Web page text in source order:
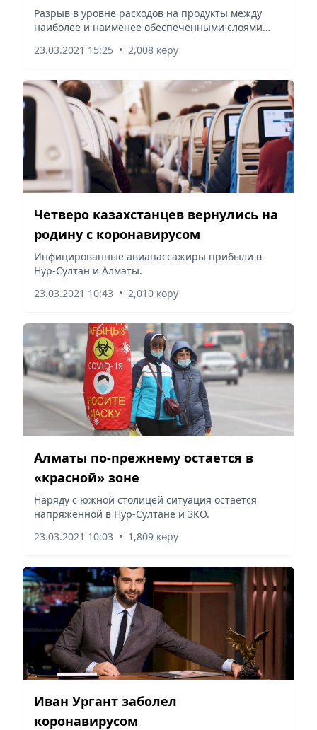
доходами
Разрыв в уровне расходов на продукты между
наиболее и наименее обеспеченными слоями
23.03.2021 15:25 • 2,008 көру
Четверо казахстанцев вернулись на
родину с коронавирусом
Инфицированные авиапассажиры прибыли в
Нур-Султан и Алматы.
23.03.2021 10:43 • 2,010 көру
Алматы по-прежнему остается в
«красной» зоне
Наряду с южной столицей ситуация остается
напряженной в Нур-Султане и ЗКО.
23.03.2021 10:03 • 1,809 көру
Иван Ургант заболел
коронавирусом